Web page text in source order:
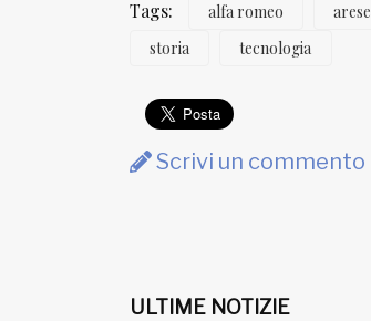
Tags: alfa romeo arese
storia
tecnologia
Scrivi un commento
ULTIME NOTIZIE